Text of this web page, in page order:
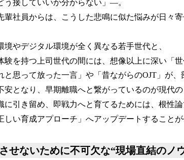
う接していいか分からない」―。
輩社員からは、こうした悲鳴に似た悩みが日々寄
境やデジタル環境が全く異なる若手世代と、
験を持つ上司世代の間には、想像以上に深い「
と思って放った一言」や「昔ながらのOJT」が
安となり、早期離職へと繋がっているのが現代の
に引き留め、即戦力へと育てるためには、根性論
しい育成アプローチ」へアップデートすることが
せないために不可欠な“現場直結のノ